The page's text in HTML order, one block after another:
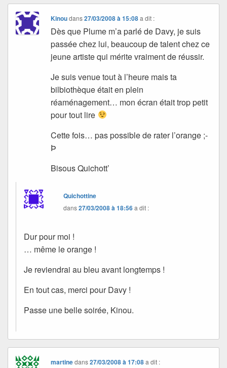
Kinoudans27/03/2008 à 15:08 a dit :
Dès que Plume m’a parlé de Davy, je suis
passée chez lui, beaucoup de talent chez ce
jeune artiste qui mérite vraiment de réussir.
Je suis venue tout à l’heure mais ta
bilbiothèque était en plein
réaménagement… mon écran était trop petit
pour tout lire
Cette fois… pas possible de rater l’orange ;-
Þ
Bisous Quichott’
Quichottine
dans27/03/2008 à 18:56a dit :
Dur pour moi !
… même le orange !
Je reviendrai au bleu avant longtemps !
En tout cas, merci pour Davy !
Passe une belle soirée, Kinou.
martinedans27/03/2008 à 17:08 a dit :